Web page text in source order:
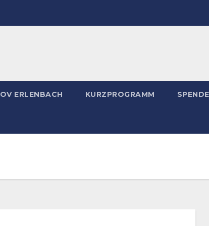
OV ERLENBACH KURZPROGRAMM